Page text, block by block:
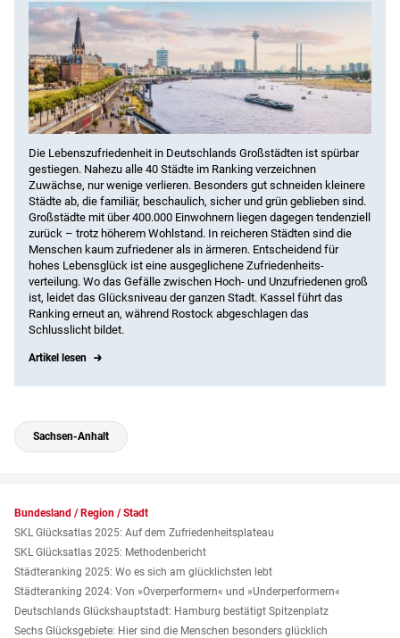
Die Lebenszufriedenheit in Deutschlands Großstädten ist spürbar
gestiegen. Nahezu alle 40 Städte im Ranking verzeichnen
Zuwächse, nur wenige verlieren. Besonders gut schneiden kleinere
Städte ab, die familiär, beschaulich, sicher und grün geblieben sind.
Großstädte mit über 400.000 Einwohnern liegen dagegen tendenziell
zurück – trotz höherem Wohlstand. In reicheren Städten sind die
Menschen kaum zufriedener als in ärmeren. Entscheidend für
hohes Lebensglück ist eine ausgeglichene Zufriedenheits­
verteilung. Wo das Gefälle zwischen Hoch- und Unzufriedenen groß
ist, leidet das Glücksniveau der ganzen Stadt. Kassel führt das
Ranking erneut an, während Rostock abgeschlagen das
Schlusslicht bildet.
Artikel lesen
Sachsen-Anhalt
Bundesland / Region / Stadt
SKL Glücksatlas 2025: Auf dem Zufriedenheitsplateau
SKL Glücksatlas 2025: Methodenbericht
Städteranking 2025: Wo es sich am glücklichsten lebt
Städteranking 2024: Von »Over­performern« und »Under­performern«
Deutschlands Glückshauptstadt: Hamburg bestätigt Spitzenplatz
Sechs Glücksgebiete: Hier sind die Menschen besonders glücklich